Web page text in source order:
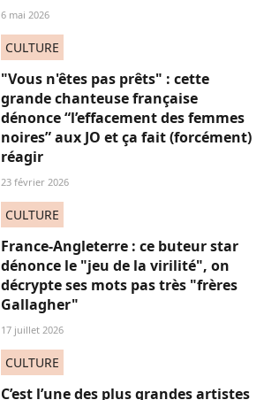
6 mai 2026
CULTURE
"Vous n'êtes pas prêts" : cette
grande chanteuse française
dénonce “l’effacement des femmes
noires” aux JO et ça fait (forcément)
réagir
23 février 2026
CULTURE
France-Angleterre : ce buteur star
dénonce le "jeu de la virilité", on
décrypte ses mots pas très "frères
Gallagher"
17 juillet 2026
CULTURE
C’est l’une des plus grandes artistes